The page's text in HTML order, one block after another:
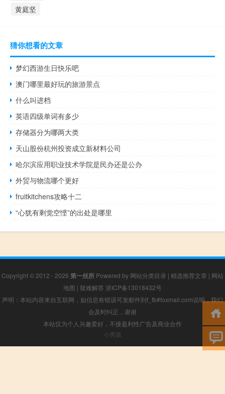
黄庭坚
猜你想看的文章
梦幻西游生日快乐吧
澳门哪里最好玩的旅游景点
什么叫进档
英语四级单词有多少
存储器分为哪两大类
天山股份杭州投资成立新材料公司
哈尔滨应用职业技术学院是民办还是公办
外贸与物流哪个更好
fruitkitchens攻略十二
“心犹有剩觉空悭”的出处是哪里
Copyright © 2012 - 2026 第一丝所 Powered by 网站分类目录 | 精选推荐文章 | 网站
地图 | 疑难解答 浙ICP备13018432号
声明：本站内容来自互联网，如信息有错误可发邮件到f_fb#foxmail.com说明，我们
会及时纠正，谢谢
本站仅为个人兴趣爱好，不接盈利性广告及商业合作
小男孩